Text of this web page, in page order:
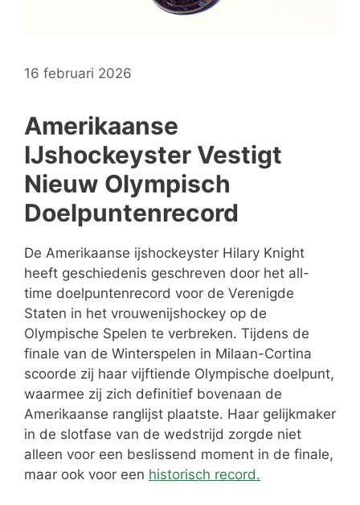
16 februari 2026
Amerikaanse
IJshockeyster Vestigt
Nieuw Olympisch
Doelpuntenrecord
De Amerikaanse ijshockeyster Hilary Knight
heeft geschiedenis geschreven door het all-
time doelpuntenrecord voor de Verenigde
Staten in het vrouwenijshockey op de
Olympische Spelen te verbreken. Tijdens de
finale van de Winterspelen in Milaan-Cortina
scoorde zij haar vijftiende Olympische doelpunt,
waarmee zij zich definitief bovenaan de
Amerikaanse ranglijst plaatste. Haar gelijkmaker
in de slotfase van de wedstrijd zorgde niet
alleen voor een beslissend moment in de finale,
maar ook voor een historisch record.